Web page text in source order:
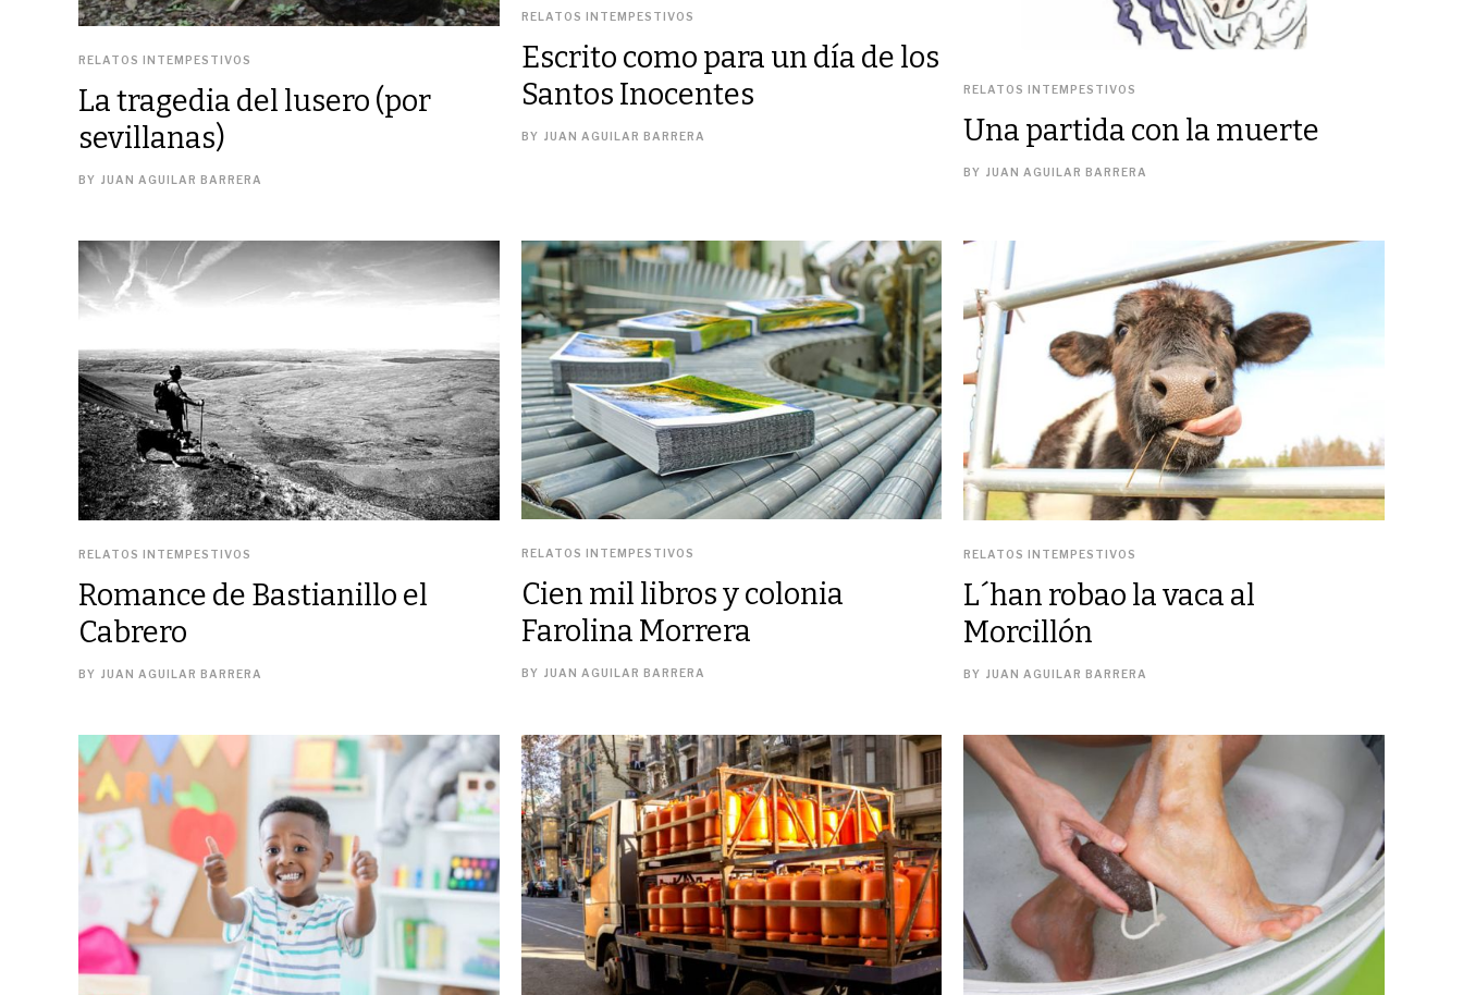
RELATOS INTEMPESTIVOS
La tragedia del lusero (por
sevillanas)
BY JUAN AGUILAR BARRERA
RELATOS INTEMPESTIVOS
Escrito como para un día de los
Santos Inocentes
BY JUAN AGUILAR BARRERA
RELATOS INTEMPESTIVOS
Una partida con la muerte
BY JUAN AGUILAR BARRERA
RELATOS INTEMPESTIVOS
Romance de Bastianillo el
Cabrero
BY JUAN AGUILAR BARRERA
RELATOS INTEMPESTIVOS
Cien mil libros y colonia
Farolina Morrera
BY JUAN AGUILAR BARRERA
RELATOS INTEMPESTIVOS
L´han robao la vaca al
Morcillón
BY JUAN AGUILAR BARRERA